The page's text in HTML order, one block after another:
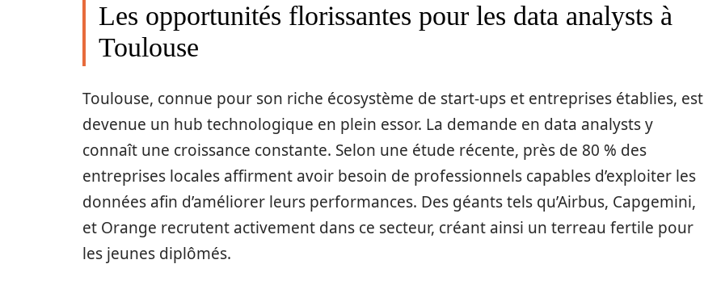
Les opportunités florissantes pour les data analysts à
Toulouse
Toulouse, connue pour son riche écosystème de start-ups et entreprises établies, est
devenue un hub technologique en plein essor. La demande en data analysts y
connaît une croissance constante. Selon une étude récente, près de 80 % des
entreprises locales affirment avoir besoin de professionnels capables d’exploiter les
données afin d’améliorer leurs performances. Des géants tels qu’Airbus, Capgemini,
et Orange recrutent activement dans ce secteur, créant ainsi un terreau fertile pour
les jeunes diplômés.